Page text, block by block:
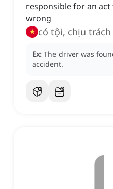
responsible for an
wrong
có tội, chịu
Ex: The driver was
accident.